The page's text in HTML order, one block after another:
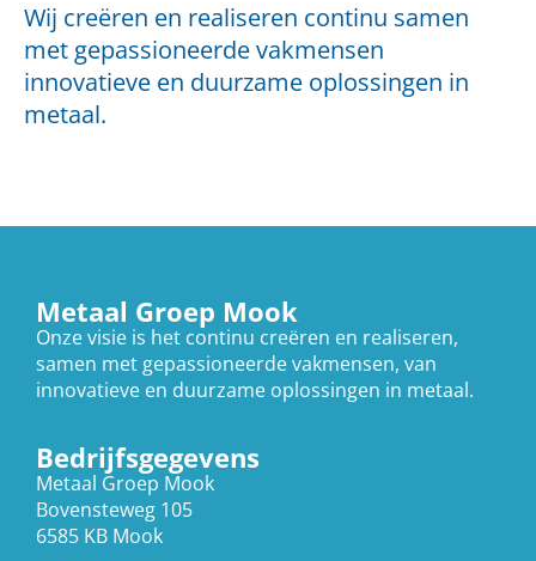
Wij creëren en realiseren continu samen
met gepassioneerde vakmensen
innovatieve en duurzame oplossingen in
metaal.
Metaal Groep Mook
Onze visie is het continu creëren en realiseren,
samen met gepassioneerde vakmensen, van
innovatieve en duurzame oplossingen in metaal.
Bedrijfsgegevens
Metaal Groep Mook
Bovensteweg 105
6585 KB Mook